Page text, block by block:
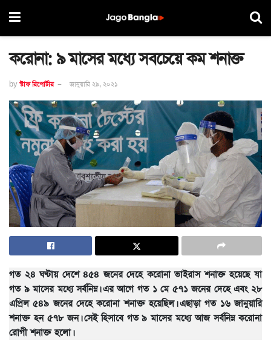
করোনা: ৯ মাসের মধ্যে সবচেয়ে কম শনাক্ত
by স্টাফ রিপোর্টার জানুয়ারি ২৯, ২০২১
গত ২৪ ঘণ্টায় দেশে ৪৫৪ জনের দেহে করোনা ভাইরাস শনাক্ত হয়েছে যা
গত ৯ মাসের মধ্যে সর্বনিম্ন। এর আগে গত ১ মে ৫৭১ জনের দেহে এবং ২৮
এপ্রিল ৫৪৯ জনের দেহে করোনা শনাক্ত হয়েছিল। এছাড়া গত ১৬ জানুয়ারি
শনাক্ত হন ৫৭৮ জন। সেই হিসাবে গত ৯ মাসের মধ্যে আজ সর্বনিম্ন করোনা
রোগী শনাক্ত হলো।